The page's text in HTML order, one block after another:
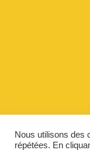
Nous utilisons des
répétées. En